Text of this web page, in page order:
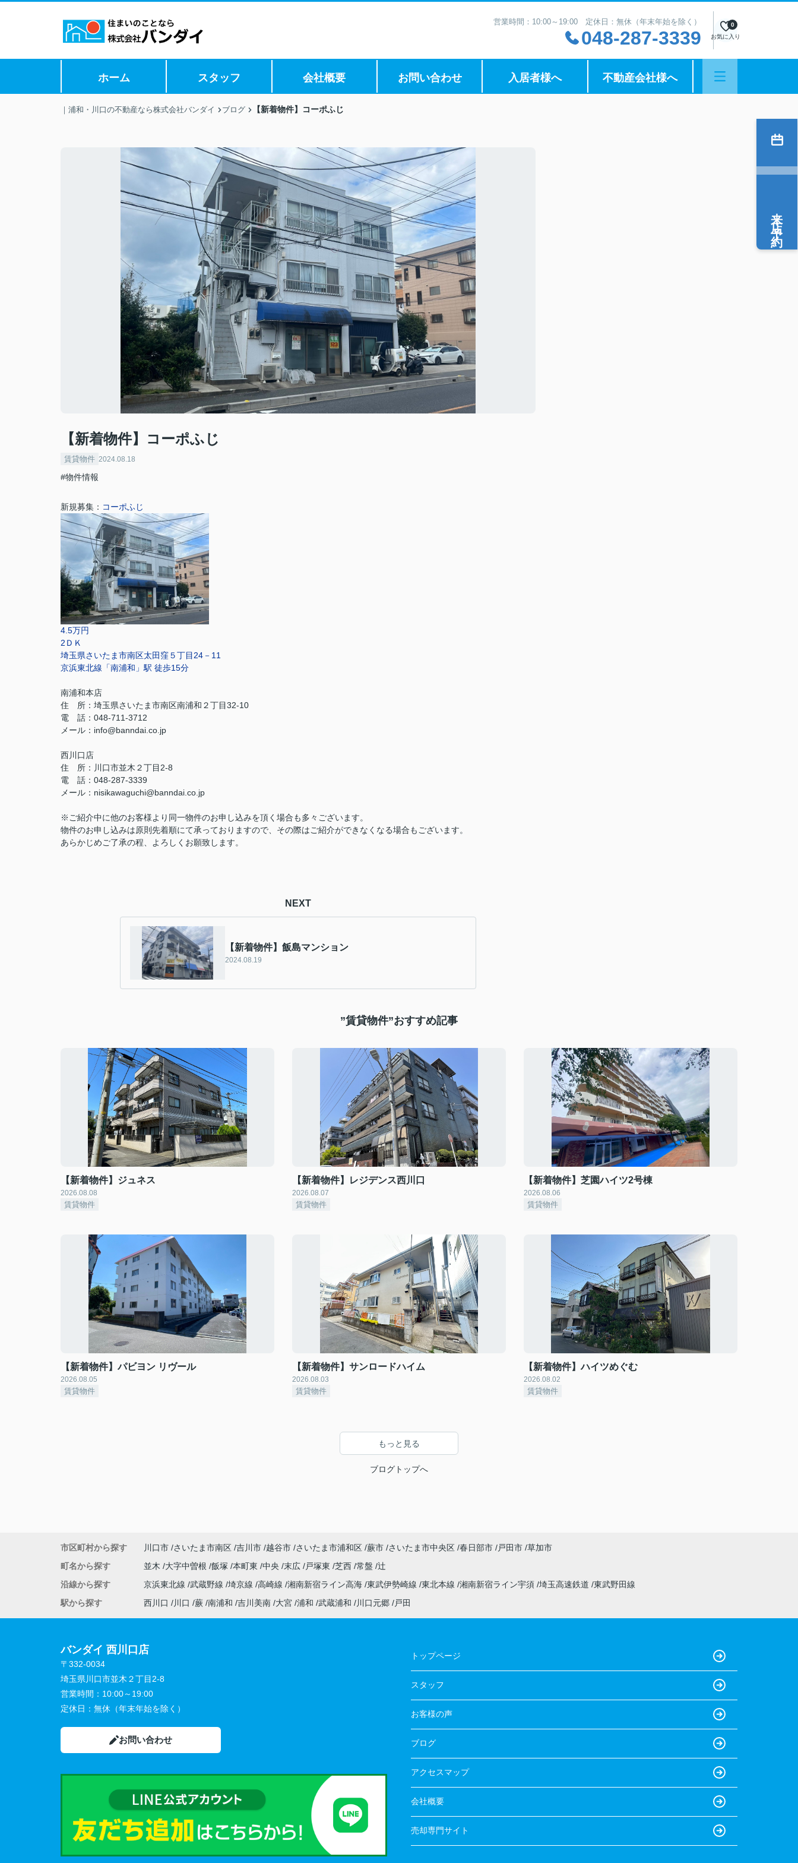
営業時間：10:00～19:00 定休日：無休（年末年始を除く）
048-287-3339 お気に入り
0
ホーム スタッフ 会社概要 お問い合わせ 入居者様へ 不動産会社様へ
｜浦和・川口の不動産なら株式会社バンダイ ブログ 【新着物件】コーポふじ
【新着物件】コーポふじ
賃貸物件 2024.08.18
#物件情報
新規募集： コーポふじ
4.5万円
2ＤＫ
埼玉県さいたま市南区太田窪５丁目24－11
京浜東北線「南浦和」駅 徒歩15分
南浦和本店
住 所： 埼玉県さいたま市南区南浦和２丁目32-10
電 話：048-711-3712
メール： info@banndai.co.jp
西川口店
住 所： 川口市並木２丁目2-8
電 話：048-287-3339
メール ： nisikawaguchi@banndai.co.jp
※ご紹介中に他のお客様より同一物件のお申し込みを頂く場合も多々ございます。
物件のお申し込みは原則先着順にて承っておりますので、その際はご紹介ができなくなる場合もございます。
あらかじめご了承の程、よろしくお願致します。
NEXT
【新着物件】飯島マンション
2024.08.19
”賃貸物件”おすすめ記事
【新着物件】ジュネス
2026.08.08
賃貸物件
【新着物件】レジデンス西川口
2026.08.07
賃貸物件
【新着物件】芝園ハイツ2号棟
2026.08.06
賃貸物件
【新着物件】パビヨン リヴール
2026.08.05
賃貸物件
【新着物件】サンロードハイム
2026.08.03
賃貸物件
【新着物件】ハイツめぐむ
2026.08.02
賃貸物件
もっと見る
ブログトップへ
来店予約
市区町村から探す 川口市 さいたま市南区 吉川市 越谷市 さいたま市浦和区 蕨市 さいたま市中央区 春日部市 戸田市 草加市
町名から探す
並木 大字中曽根 飯塚 本町東 中央 末広 戸塚東 芝西 常盤 辻
沿線から探す
京浜東北線 武蔵野線 埼京線 高崎線 湘南新宿ライン高海 東武伊勢崎線 東北本線 湘南新宿ライン宇須 埼玉高速鉄道 東武野田線
駅から探す
西川口 川口 蕨 南浦和 吉川美南 大宮 浦和 武蔵浦和 川口元郷 戸田
バンダイ 西川口店
〒332-0034
埼玉県川口市並木２丁目2-8
営業時間： 10:00～19:00
定休日： 無休（年末年始を除く）
お問い合わせ
トップページ
スタッフ
お客様の声
ブログ
アクセスマップ
会社概要
売却専門サイト